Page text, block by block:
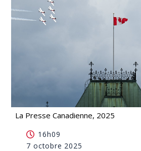
La Presse Canadienne, 2025
limiter la disposition de dérogation
16h09
7 octobre 2025